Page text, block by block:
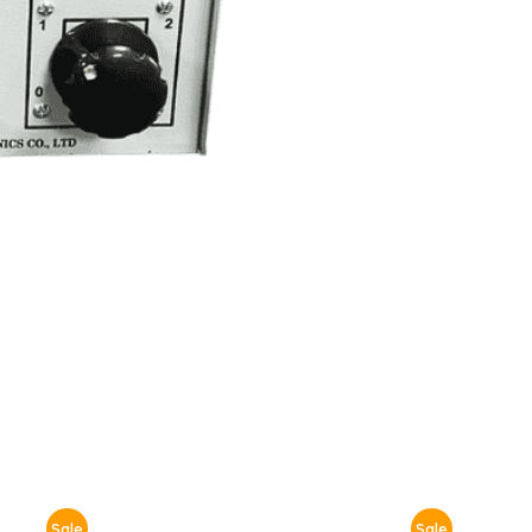
Sale Sale